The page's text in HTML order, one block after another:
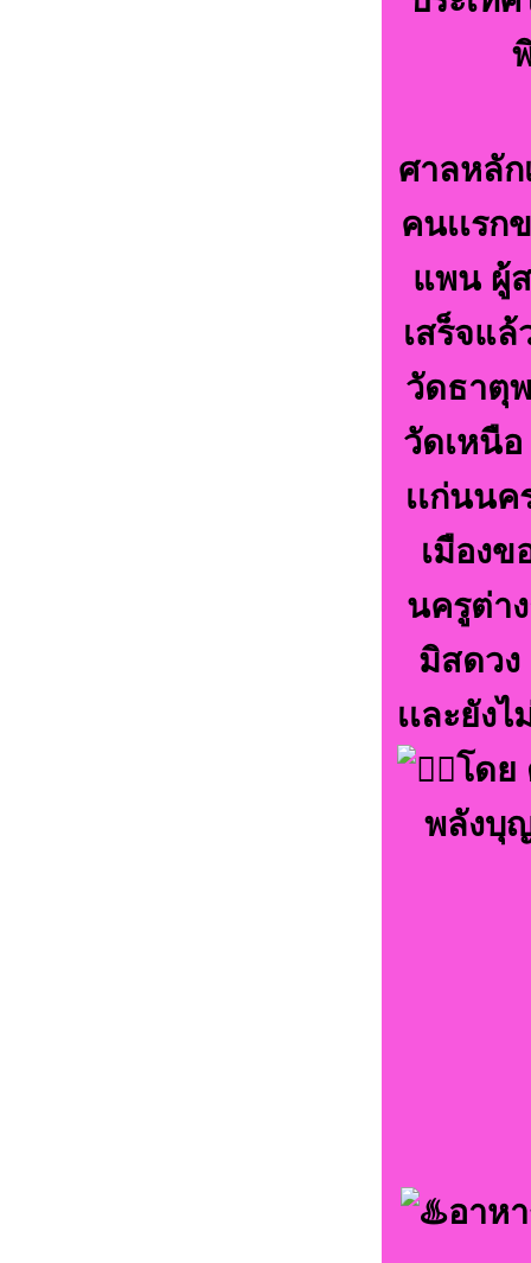
ศาลหลัก
คนเเรก
แพน ผู้
เสร็จแ
วัดธาตุ
วัดเหนื
เเก่นน
เมือง
นครูต่า
มิสดวง
เเละยัง
โดย
พลังบุ
อาห